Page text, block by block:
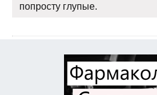
попросту глупые.